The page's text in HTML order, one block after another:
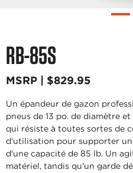
RB-85S
MSRP | $829.95
Un épandeur de gazon
pneus de 13 po. de diamètre
qui résiste à toutes sortes de
d'utilisation pour supporter
d'une capacité de 85 lb. Un
matériel, tandis qu'un garde